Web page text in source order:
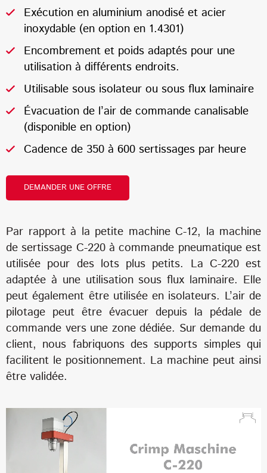
Exécution en aluminium anodisé et acier
inoxydable (en option en 1.4301)
Encombrement et poids adaptés pour une
utilisation à différents endroits.
Utilisable sous isolateur ou sous flux laminaire
Évacuation de l’air de commande canalisable
(disponible en option)
Cadence de 350 à 600 sertissages par heure
DEMANDER UNE OFFRE
Par rapport à la petite machine C-12, la machine
de sertissage C-220 à commande pneumatique est
utilisée pour des lots plus petits. La C-220 est
adaptée à une utilisation sous flux laminaire. Elle
peut également être utilisée en isolateurs. L’air de
pilotage peut être évacuer depuis la pédale de
commande vers une zone dédiée. Sur demande du
client, nous fabriquons des supports simples qui
facilitent le positionnement. La machine peut ainsi
être validée.